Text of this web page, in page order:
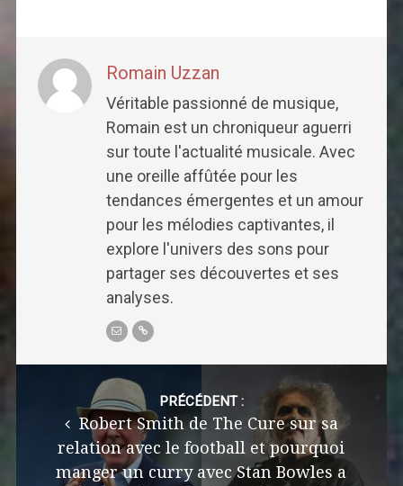
Romain Uzzan
Véritable passionné de musique,
Romain est un chroniqueur aguerri
sur toute l'actualité musicale. Avec
une oreille affûtée pour les
tendances émergentes et un amour
pour les mélodies captivantes, il
explore l'univers des sons pour
partager ses découvertes et ses
analyses.
navigation
PRÉCÉDENT :
Robert Smith de The Cure sur sa
relation avec le football et pourquoi
manger un curry avec Stan Bowles a